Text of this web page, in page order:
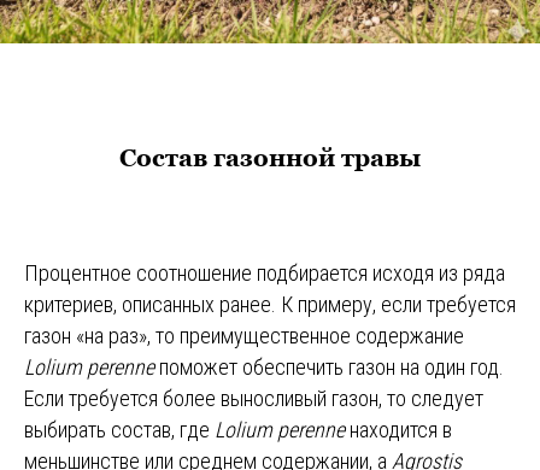
Состав газонной травы
Процентное соотношение подбирается исходя из ряда
критериев, описанных ранее. К примеру, если требуется
газон «на раз», то преимущественное содержание
Lolium perenneпоможет обеспечить газон на один год.
Если требуется более выносливый газон, то следует
выбирать состав, где Lolium perenneнаходится в
меньшинстве или среднем содержании, а Agrostis